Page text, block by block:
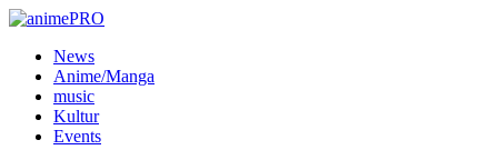
News
Anime/Manga
music
Kultur
Events